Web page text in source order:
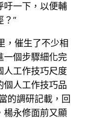
吁一下，以便輔
？”
，催生了不少相
一個步驟細化完
人工作技巧尺度
個人工作技巧品
的調研記載，回
楊永修面前又顯